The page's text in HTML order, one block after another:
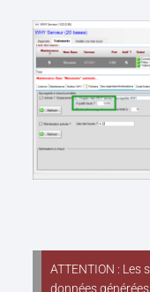
ATTENTION : Les
données